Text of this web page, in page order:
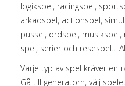
logikspel, racingspel,
arkadspel, actionspel,
pussel, ordspel,
spel, serier och resespel...
Varje typ av spel kräver en
Gå till generatorn, välj